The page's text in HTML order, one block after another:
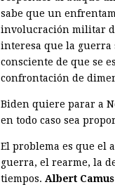
sabe que un
involucración militar
interesa que la guerra
consciente de que se
confrontación de
Biden quiere parar a
en todo caso sea
El problema es que el
guerra, el rearme, la
tiempos. Albert Camus